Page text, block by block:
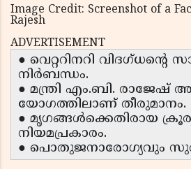
Image Credit: Screenshot of a
Rajesh
ADVERTISEMENT
● വെറ്ററിനറി വിദഗ്ധന്റെ
നിർബന്ധം.
● മന്ത്രി എം.ബി. രാജേഷ്
യോഗത്തിലാണ് തീരുമാനം.
● മൃഗങ്ങൾക്കെതിരായ
നിയമപ്രകാരം.
● പൊതുജനാരോഗ്യവും